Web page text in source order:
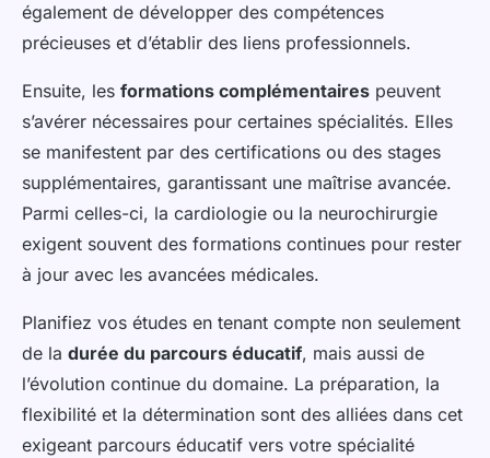
également de développer des compétences
précieuses et d’établir des liens professionnels.
Ensuite, les formations complémentaires peuvent
s’avérer nécessaires pour certaines spécialités. Elles
se manifestent par des certifications ou des stages
supplémentaires, garantissant une maîtrise avancée.
Parmi celles-ci, la cardiologie ou la neurochirurgie
exigent souvent des formations continues pour rester
à jour avec les avancées médicales.
Planifiez vos études en tenant compte non seulement
de la durée du parcours éducatif, mais aussi de
l’évolution continue du domaine. La préparation, la
flexibilité et la détermination sont des alliées dans cet
exigeant parcours éducatif vers votre spécialité